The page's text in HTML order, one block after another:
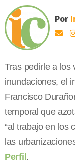
Por
Tras pedirle a los
inundaciones, el
Francisco
temporal que
“al trabajo en los
las
Perfil .